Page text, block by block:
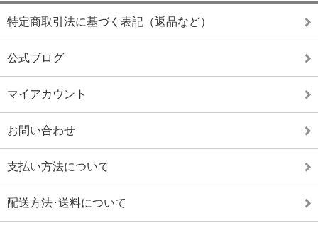
特定商取引法に基づく表記（返品など）
公式ブログ
マイアカウント
お問い合わせ
支払い方法について
配送方法･送料について